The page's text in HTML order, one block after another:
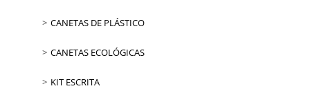
CANETAS DE PLÁSTICO
CANETAS ECOLÓGICAS
KIT ESCRITA